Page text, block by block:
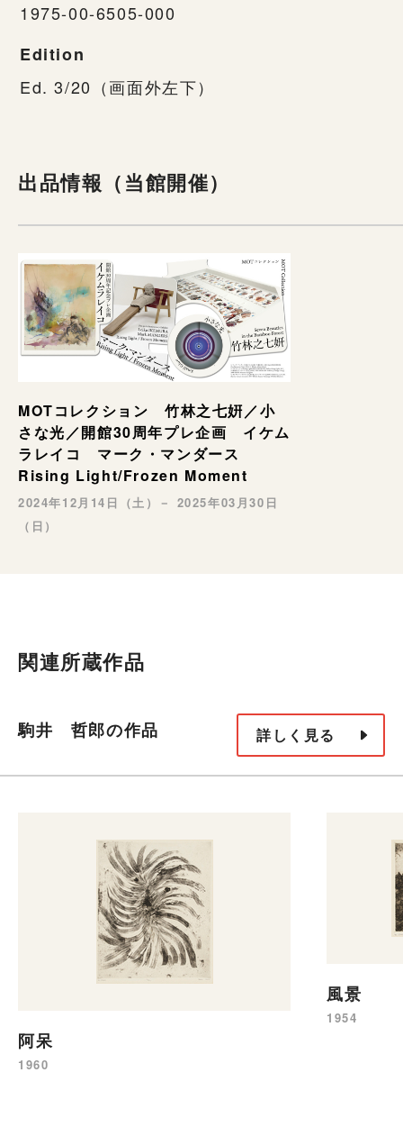
1975-00-6505-000
Edition
Ed. 3/20（画面外左下）
出品情報（当館開催）
MOTコレクション 竹林之七姸／小
さな光／開館30周年プレ企画 イケム
ラレイコ マーク・マンダース
Rising Light/Frozen Moment
2024年12月14日（土）－ 2025年03月30日
（日）
関連所蔵作品
駒井 哲郎の作品 詳しく見る
阿呆
1960
風景
1954